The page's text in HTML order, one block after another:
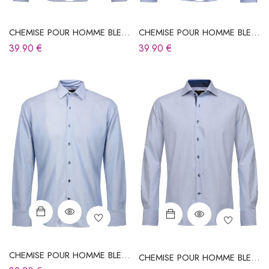
CHEMISE POUR HOMME BLEU
CIEL À RAYURES
39.90€
CHEMISE POUR HOMME BLEU
CIEL À RAYURES
39.90€
CHEMISE POUR HOMME BLEU
CHEMISE POUR HOMME BLEU